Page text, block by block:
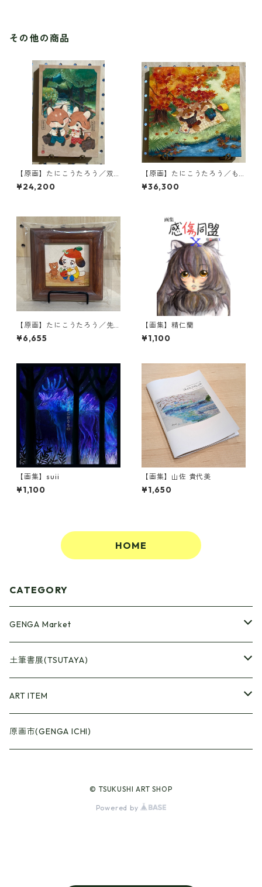
その他の商品
【原画】たにこうたろう／双
狐漫歩旅-お団子-
¥24,200
【原画】たにこうたろう／も
みじのしおり
¥36,300
【原画】たにこうたろう／先
に食べちゃったの？
¥6,655
【画集】精仁蘭
¥1,100
【画集】suii
¥1,100
【画集】山佐 貴代美
¥1,650
HOME
CATEGORY
GENGA Market
●Artrooming Market
【Artrooming Shop】
【10】
●原画廊+Artrooming Shop
●ONEW Painters Market
土筆書展(TSUTAYA)
画収集
ART ITEM
●Book Cover
原画市(GENGA ICHI)
© TSUKUSHI ART SHOP
Powered by